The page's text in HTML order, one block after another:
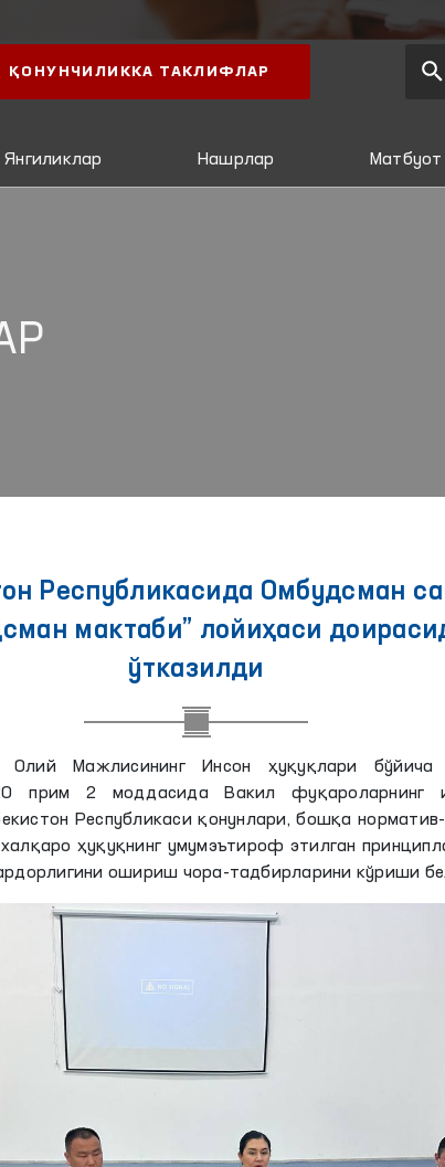
ҚОНУНЧИЛИККА ТАКЛИФЛАР
Янгиликлар Нашрлар
Республикасида Омбудсман
мактаби” лойиҳаси
ўтказилди
Олий Мажлисининг Инсон ҳуқуқлари бўйича
20 прим 2 моддасида Вакил фуқароларнинг
Республикаси қонунлари, бошқа
ҳуқуқнинг умумэътироф этилган
ошириш чора-тадбирларини кўриши